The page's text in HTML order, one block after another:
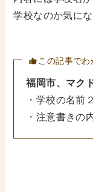
学校なのか気に
この記事でわ
福岡市、マク
・学校の名前
・注意書きの